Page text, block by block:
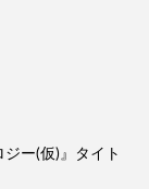
ジー(仮)』タイト